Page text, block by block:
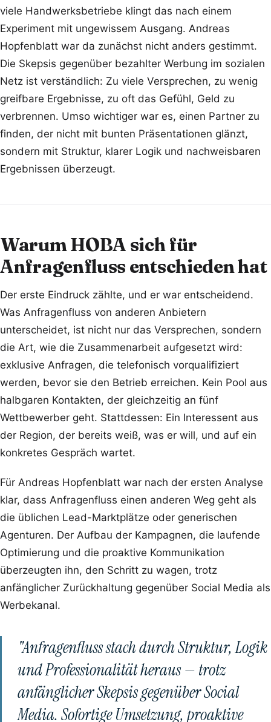
viele Handwerksbetriebe klingt das nach einem
Experiment mit ungewissem Ausgang. Andreas
Hopfenblatt war da zunächst nicht anders gestimmt.
Die Skepsis gegenüber bezahlter Werbung im sozialen
Netz ist verständlich: Zu viele Versprechen, zu wenig
greifbare Ergebnisse, zu oft das Gefühl, Geld zu
verbrennen. Umso wichtiger war es, einen Partner zu
finden, der nicht mit bunten Präsentationen glänzt,
sondern mit Struktur, klarer Logik und nachweisbaren
Ergebnissen überzeugt.
Warum HOBA sich für
Anfragenfluss entschieden hat
Der erste Eindruck zählte, und er war entscheidend.
Was Anfragenfluss von anderen Anbietern
unterscheidet, ist nicht nur das Versprechen, sondern
die Art, wie die Zusammenarbeit aufgesetzt wird:
exklusive Anfragen, die telefonisch vorqualifiziert
werden, bevor sie den Betrieb erreichen. Kein Pool aus
halbgaren Kontakten, der gleichzeitig an fünf
Wettbewerber geht. Stattdessen: Ein Interessent aus
der Region, der bereits weiß, was er will, und auf ein
konkretes Gespräch wartet.
Für Andreas Hopfenblatt war nach der ersten Analyse
klar, dass Anfragenfluss einen anderen Weg geht als
die üblichen Lead-Marktplätze oder generischen
Agenturen. Der Aufbau der Kampagnen, die laufende
Optimierung und die proaktive Kommunikation
überzeugten ihn, den Schritt zu wagen, trotz
anfänglicher Zurückhaltung gegenüber Social Media als
Werbekanal.
"Anfragenfluss stach durch Struktur, Logik
und Professionalität heraus — trotz
anfänglicher Skepsis gegenüber Social
Media. Sofortige Umsetzung, proaktive